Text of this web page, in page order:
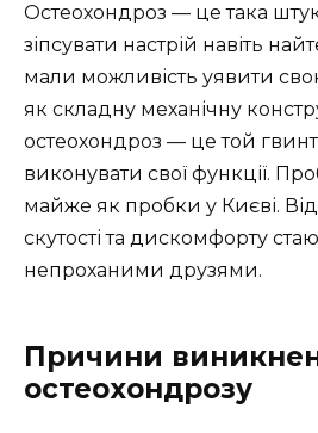
Остеохондроз — це така
зіпсувати настрій навіть
мали можливість уявити
як складну механічну
остеохондроз — це той
виконувати свої функції.
майже як пробки у Києві.
скутості та дискомфорту
непроханими друзями.
Причини
остеохондрозу